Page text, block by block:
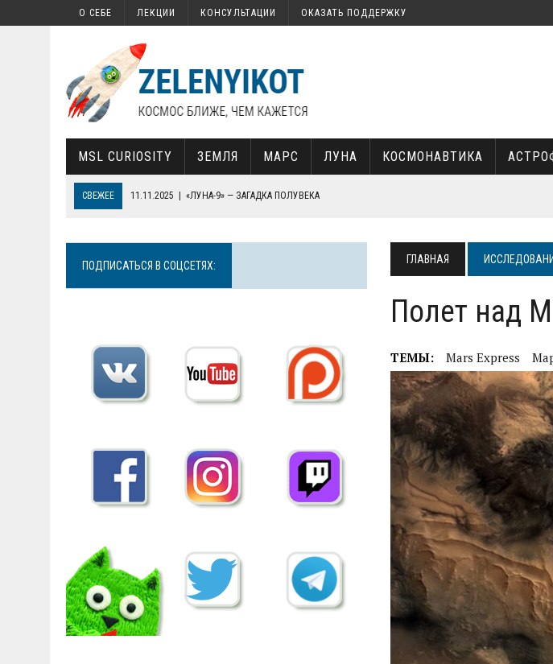
О СЕБЕ ЛЕКЦИИ КОНСУЛЬТАЦИИ ОКАЗАТЬ ПОДДЕРЖКУ
MSL CURIOSITY ЗЕМЛЯ МАРС ЛУНА КОСМОНАВТИКА
СВЕЖЕЕ 17.02.2022 КАК НА МАРСЕ НАШЛИ ОРГАНИКУ
19.01.2022 ПОЧЕМУ ТЕЛЕСКОП JAMES WEBB ТАК ВАЖЕН ДЛЯ НАУКИ
ГЛАВНАЯ
Полет над
ТЕМЫ: Mars Express
ПОДПИСАТЬСЯ В СОЦСЕТЯХ: